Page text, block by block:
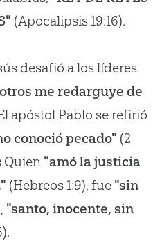
(Apocalipsis 19:16).
desafió a los líderes
me redarguye de
apóstol Pablo se refirió
conoció pecado" (2
Quien "amó la justicia
(Hebreos 1:9), fue "sin
"santo, inocente, sin